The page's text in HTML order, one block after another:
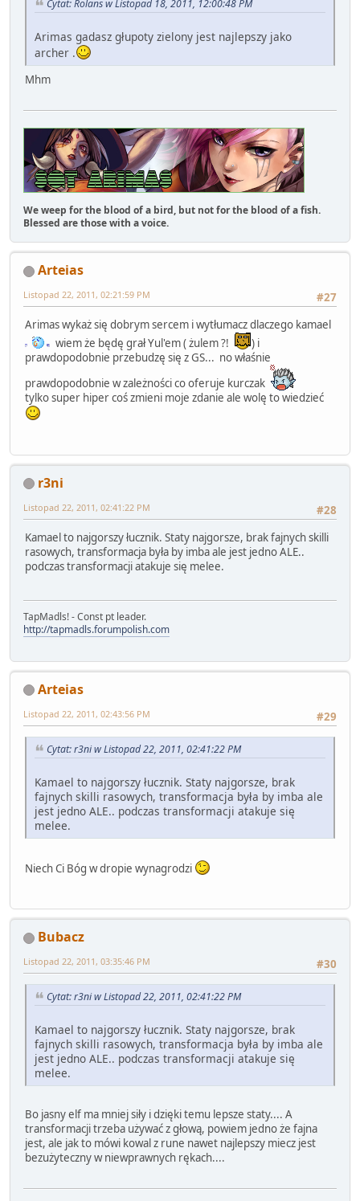
Cytat: Rolans w Listopad 18, 2011, 12:00:48 PM
Arimas gadasz głupoty zielony jest najlepszy jako
archer .
Mhm
We weep for the blood of a bird, but not for the blood of a fish.
Blessed are those with a voice.
Arteias
#27
Listopad 22, 2011, 02:21:59 PM
Arimas wykaż się dobrym sercem i wytłumacz dlaczego kamael
wiem że będę grał Yul'em ( żulem ?!
) i
prawdopodobnie przebudzę się z GS... no właśnie
prawdopodobnie w zależności co oferuje kurczak
tylko super hiper coś zmieni moje zdanie ale wolę to wiedzieć
r3ni
#28
Listopad 22, 2011, 02:41:22 PM
Kamael to najgorszy łucznik. Staty najgorsze, brak fajnych skilli
rasowych, transformacja była by imba ale jest jedno ALE..
podczas transformacji atakuje się melee.
TapMadls! - Const pt leader.
http://tapmadls.forumpolish.com
Arteias
#29
Listopad 22, 2011, 02:43:56 PM
Cytat: r3ni w Listopad 22, 2011, 02:41:22 PM
Kamael to najgorszy łucznik. Staty najgorsze, brak
fajnych skilli rasowych, transformacja była by imba ale
jest jedno ALE.. podczas transformacji atakuje się
melee.
Niech Ci Bóg w dropie wynagrodzi
Bubacz
#30
Listopad 22, 2011, 03:35:46 PM
Cytat: r3ni w Listopad 22, 2011, 02:41:22 PM
Kamael to najgorszy łucznik. Staty najgorsze, brak
fajnych skilli rasowych, transformacja była by imba ale
jest jedno ALE.. podczas transformacji atakuje się
melee.
Bo jasny elf ma mniej siły i dzięki temu lepsze staty.... A
transformacji trzeba używać z głową, powiem jedno że fajna
jest, ale jak to mówi kowal z rune nawet najlepszy miecz jest
bezużyteczny w niewprawnych rękach....